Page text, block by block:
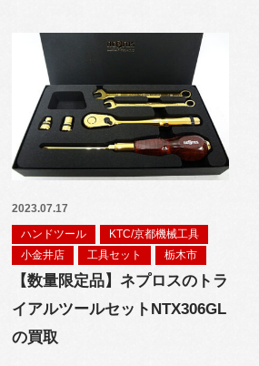
2023.07.17
ハンドツール
KTC/京都機械工具
小金井店
工具セット 栃木市
【数量限定品】ネプロスのトラ
イアルツールセットNTX306GL
の買取